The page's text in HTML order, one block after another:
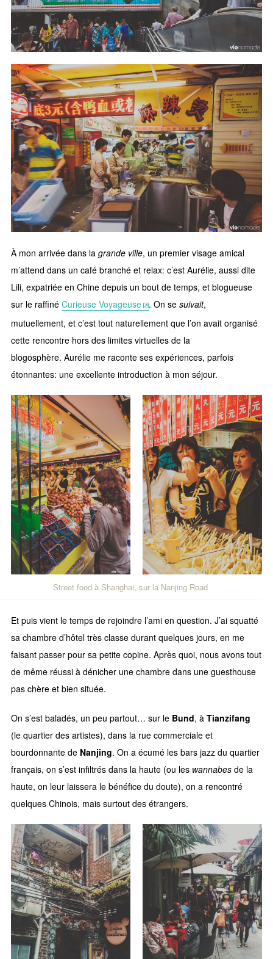
À mon arrivée dans la grande ville, un premier visage amical
m’attend dans un café branché et relax: c’est Aurélie, aussi dite
Lili, expatriée en Chine depuis un bout de temps, et blogueuse
sur le raffiné Curieuse Voyageuse . On se suivait,
mutuellement, et c’est tout naturellement que l’on avait organisé
cette rencontre hors des limites virtuelles de la
blogosphère. Aurélie me raconte ses expériences, parfois
étonnantes: une excellente introduction à mon séjour.
Street food à Shanghai, sur la Nanjing Road
Et puis vient le temps de rejoindre l’ami en question. J’ai squatté
sa chambre d’hôtel très classe durant quelques jours, en me
faisant passer pour sa petite copine. Après quoi, nous avons tout
de même réussi à dénicher une chambre dans une guesthouse
pas chère et bien située.
On s’est baladés, un peu partout… sur le Bund, à Tianzifang
(le quartier des artistes), dans la rue commerciale et
bourdonnante de Nanjing. On a écumé les bars jazz du quartier
français, on s’est infiltrés dans la haute (ou les wannabesde la
haute, on leur laissera le bénéfice du doute), on a rencontré
quelques Chinois, mais surtout des étrangers.